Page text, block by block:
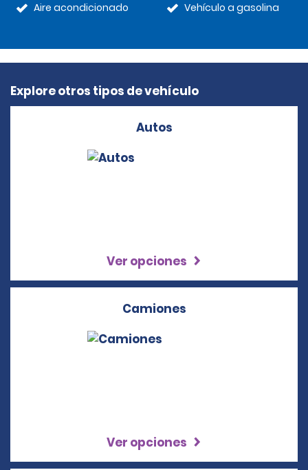
Aire acondicionado
Vehículo a gasolina
Explore otros tipos de vehículo
Autos
Ver opciones
Camiones
Ver opciones